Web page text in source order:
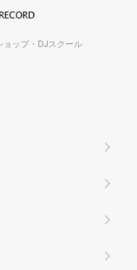
ョップ・DJスクール